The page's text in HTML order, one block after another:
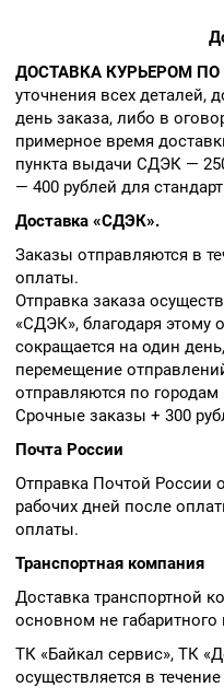
ДОСТАВКА КУРЬЕРОМ
уточнения всех деталей,
день заказа, либо в
примерное время
пункта выдачи СДЭК —
— 400 рублей для
Доставка «СДЭК».
Заказы отправляются в
оплаты.
Отправка заказа
«СДЭК», благодаря этому
сокращается на один
перемещение
отправляются по городам
Срочные заказы + 300
Почта России
Отправка Почтой России
рабочих дней после
оплаты.
Транспортная компания
Доставка транспортной
основном не габаритного
ТК «Байкал сервис», ТК
осуществляется в